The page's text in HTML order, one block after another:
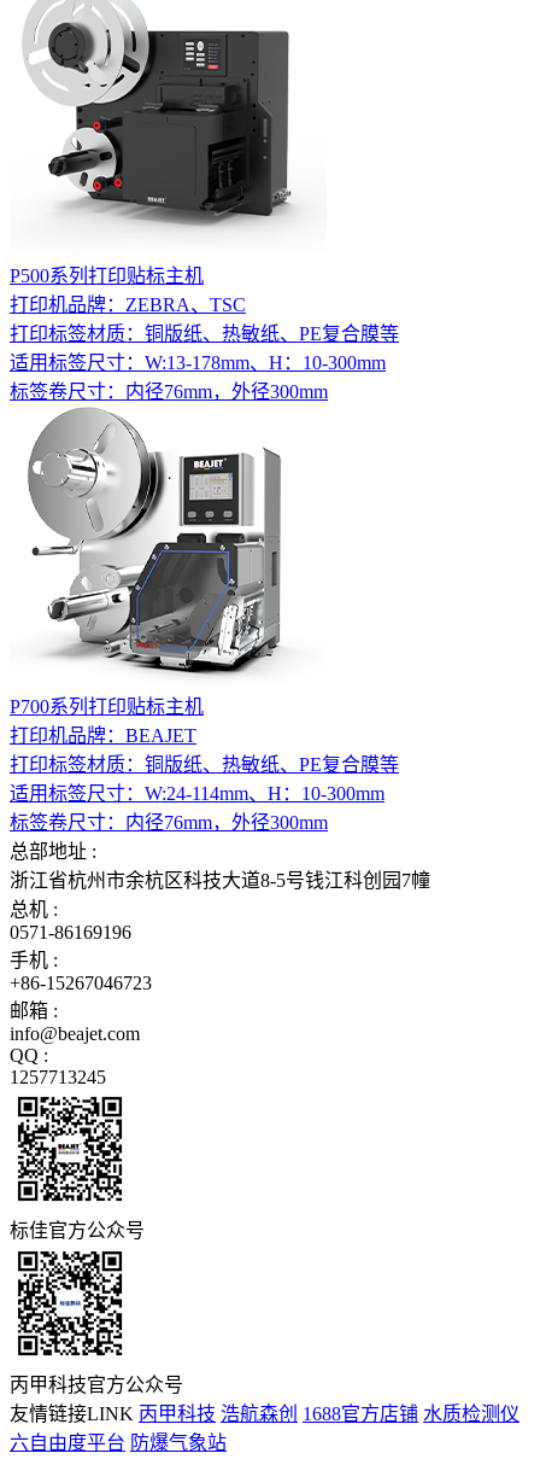
P500系列打印贴标主机
打印机品牌：ZEBRA、TSC
打印标签材质：铜版纸、热敏纸、PE复合膜等
适用标签尺寸：W:13-178mm、H：10-300mm
标签卷尺寸：内径76mm，外径300mm
P700系列打印贴标主机
打印机品牌：BEAJET
打印标签材质：铜版纸、热敏纸、PE复合膜等
适用标签尺寸：W:24-114mm、H：10-300mm
标签卷尺寸：内径76mm，外径300mm
总部地址 :
浙江省杭州市余杭区科技大道8-5号钱江科创园7幢
总机 :
0571-86169196
手机 :
+86-15267046723
邮箱 :
info@beajet.com
QQ :
1257713245
标佳官方公众号
丙甲科技官方公众号
友情链接LINK 丙甲科技 浩航森创 1688官方店铺 水质检测仪
六自由度平台 防爆气象站